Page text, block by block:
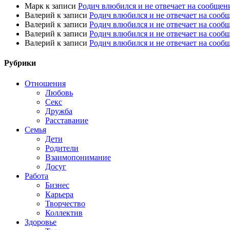
Марк к записи Родич влюбился и не отвечает на
Валерий к записи Родич влюбился и не отвечает на
Валерий к записи Родич влюбился и не отвечает на
Валерий к записи Родич влюбился и не отвечает на
Валерий к записи Родич влюбился и не отвечает на
Рубрики
Отношения
Любовь
Секс
Дружба
Расставание
Семья
Дети
Родители
Взаимопонимание
Досуг
Работа
Бизнес
Карьера
Творчество
Коллектив
Здоровье